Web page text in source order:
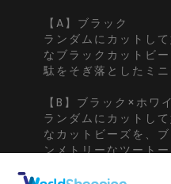
【A】ブラック
ランダムにカットし
なブラックカットビ
駄をそぎ落としたミ
【B】ブラック×ホワ
ランダムにカットし
なカットビーズを、
ンメトリーなツート